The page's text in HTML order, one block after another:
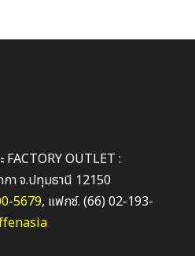
OUTLET :
า จ.ปทุมธานี 12150
5679, แฟกซ์. (66) 02-193-